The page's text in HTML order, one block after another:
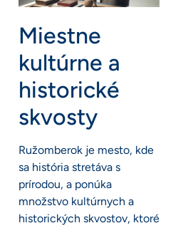
Miestne
kultúrne a
historické
skvosty
Ružomberok je mesto, kde
sa história stretáva s
prírodou, a ponúka
množstvo kultúrnych a
historických skvostov, ktoré